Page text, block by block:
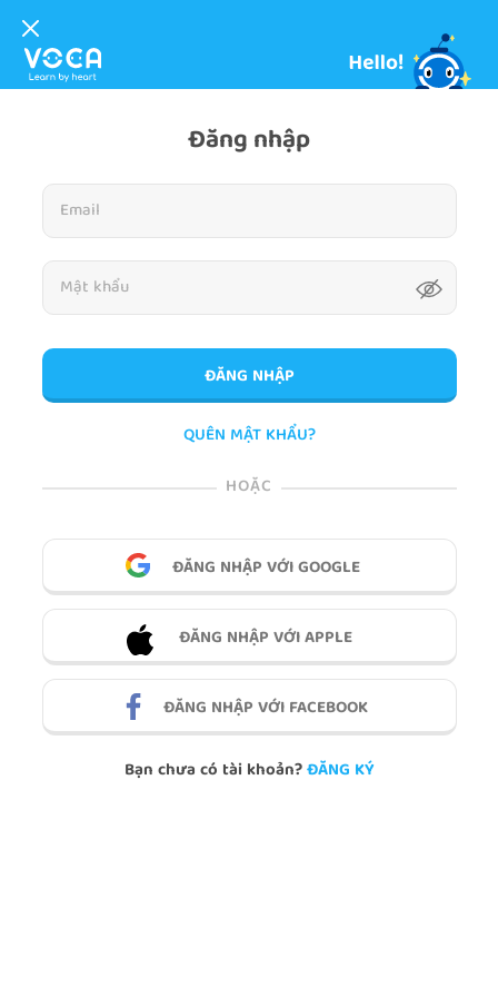
Đăng nhập
ĐĂNG NHẬP
QUÊN MẬT KHẨU?
HOẶC
ĐĂNG NHẬP VỚI GOOGLE
ĐĂNG NHẬP VỚI APPLE
ĐĂNG NHẬP VỚI FACEBOOK
Bạn chưa có tài khoản?ĐĂNG KÝ